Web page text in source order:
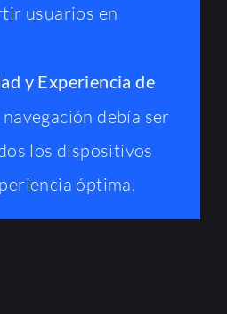
usuarios en
y Experiencia de
navegación debía ser
los dispositivos
óptima.